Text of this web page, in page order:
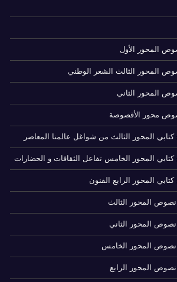
المحور الأول
المحور الثالث الشعر الوطني
المحور الثاني
محور الأقصوصة
المحور الثالث من شواغل عالمنا المعاصر
المحور الخامس تفاعل الثقافات و الحضارات
المحور الرابع الفنون
المحور الثالث
المحور الثاني
نصوص المحور الخامس
المحور الرابع